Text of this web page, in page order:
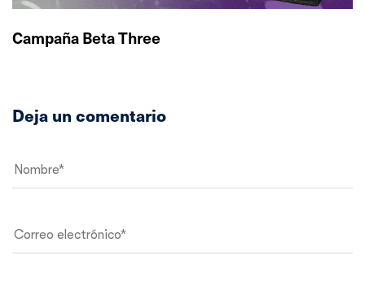
Campaña Beta Three
Deja un comentario